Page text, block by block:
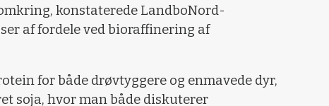
konstaterede LandboNord-
af fordele ved bioraffinering af
for både drøvtyggere og enmavede dyr,
soja, hvor man både diskuterer